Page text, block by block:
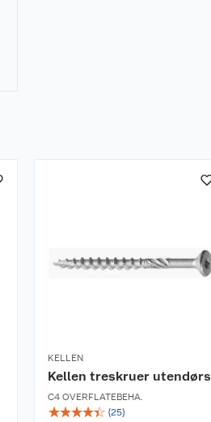
KELLEN
Kellen treskruer utendørs
C4 OVERFLATEBEHA.
☆☆☆☆☆ (25)